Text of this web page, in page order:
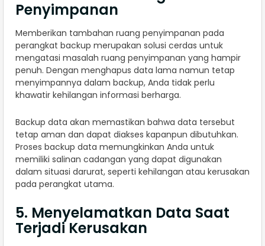
Penyimpanan
Memberikan tambahan ruang penyimpanan pada
perangkat backup merupakan solusi cerdas untuk
mengatasi masalah ruang penyimpanan yang hampir
penuh. Dengan menghapus data lama namun tetap
menyimpannya dalam backup, Anda tidak perlu
khawatir kehilangan informasi berharga.
Backup data akan memastikan bahwa data tersebut
tetap aman dan dapat diakses kapanpun dibutuhkan.
Proses backup data memungkinkan Anda untuk
memiliki salinan cadangan yang dapat digunakan
dalam situasi darurat, seperti kehilangan atau kerusakan
pada perangkat utama.
5. Menyelamatkan Data Saat
Terjadi Kerusakan